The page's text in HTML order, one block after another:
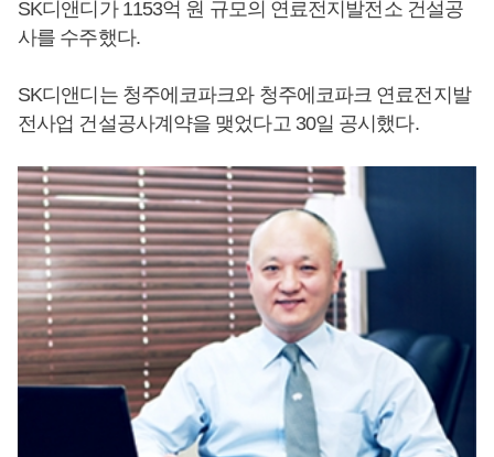
SK디앤디가 1153억 원 규모의 연료전지발전소 건설공
사를 수주했다.
SK디앤디는 청주에코파크와 청주에코파크 연료전지발
전사업 건설공사계약을 맺었다고 30일 공시했다.